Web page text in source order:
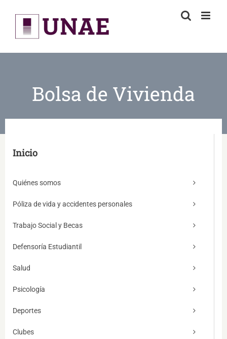
content
Bolsa de Vivienda
Inicio
Quiénes somos
Póliza de vida y accidentes personales
Trabajo Social y Becas
Defensoría Estudiantil
Salud
Psicología
Deportes
Clubes